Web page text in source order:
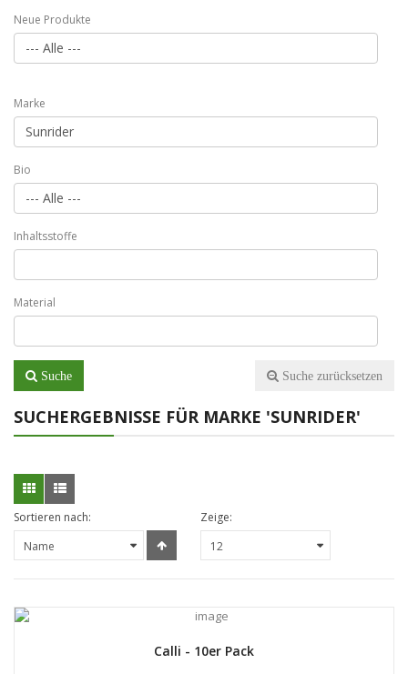
Neue Produkte
Marke
Bio
Inhaltsstoffe
Material
Suche Suche zurücksetzen
SUCHERGEBNISSE FÜR MARKE 'SUNRIDER'
Sortieren nach: Zeige:
Calli - 10er Pack